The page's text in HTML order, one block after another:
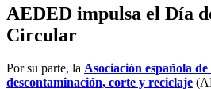
AEDED impulsa el Día
Circular
Por su parte, la Asociación española
descontaminación, corte y reciclaje